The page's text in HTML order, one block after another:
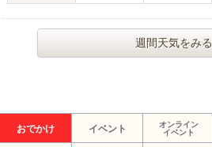
週間天気をみる
おでかけ イベント
オンライン
イベント